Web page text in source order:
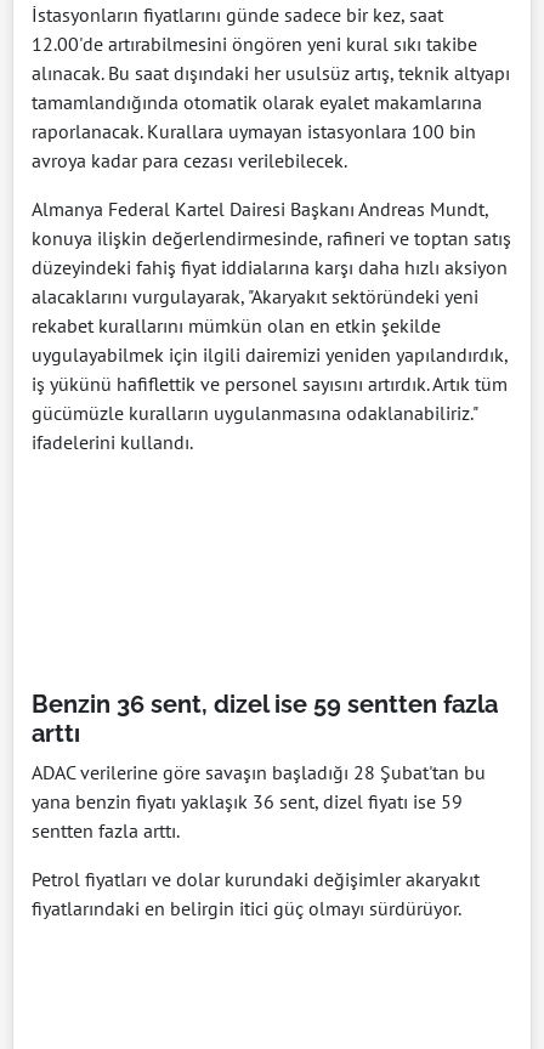
İstasyonların fiyatlarını günde sadece bir kez, saat
12.00'de artırabilmesini öngören yeni kural sıkı takibe
alınacak. Bu saat dışındaki her usulsüz artış, teknik altyapı
tamamlandığında otomatik olarak eyalet makamlarına
raporlanacak. Kurallara uymayan istasyonlara 100 bin
avroya kadar para cezası verilebilecek.
Almanya Federal Kartel Dairesi Başkanı Andreas Mundt,
konuya ilişkin değerlendirmesinde, rafineri ve toptan satış
düzeyindeki fahiş fiyat iddialarına karşı daha hızlı aksiyon
alacaklarını vurgulayarak, "Akaryakıt sektöründeki yeni
rekabet kurallarını mümkün olan en etkin şekilde
uygulayabilmek için ilgili dairemizi yeniden yapılandırdık,
iş yükünü hafiflettik ve personel sayısını artırdık. Artık tüm
gücümüzle kuralların uygulanmasına odaklanabiliriz."
ifadelerini kullandı.
Benzin 36 sent, dizel ise 59 sentten fazla
arttı
ADAC verilerine göre savaşın başladığı 28 Şubat'tan bu
yana benzin fiyatı yaklaşık 36 sent, dizel fiyatı ise 59
sentten fazla arttı.
Petrol fiyatları ve dolar kurundaki değişimler akaryakıt
fiyatlarındaki en belirgin itici güç olmayı sürdürüyor.